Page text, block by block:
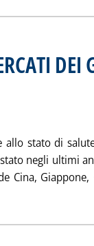
DEI
stato di
negli ultimi
Cina, Giappone,